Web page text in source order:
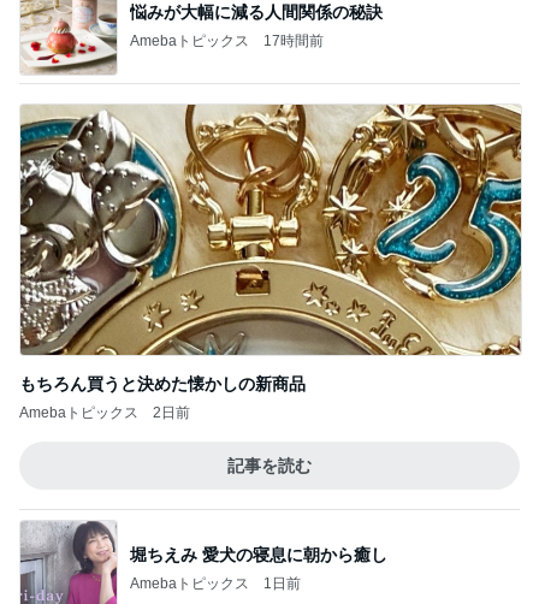
悩みが大幅に減る人間関係の秘訣
Amebaトピックス 17時間前
もちろん買うと決めた懐かしの新商品
Amebaトピックス 2日前
記事を読む
堀ちえみ 愛犬の寝息に朝から癒し
Amebaトピックス 1日前